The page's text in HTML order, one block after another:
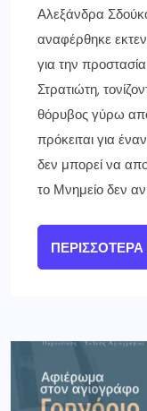
Αλεξάνδρα
αναφέρθηκε
για την
Στρατιώτη,
θόρυβος γύρω
πρόκειται για
δεν μπορεί να
το Μνημείο δεν